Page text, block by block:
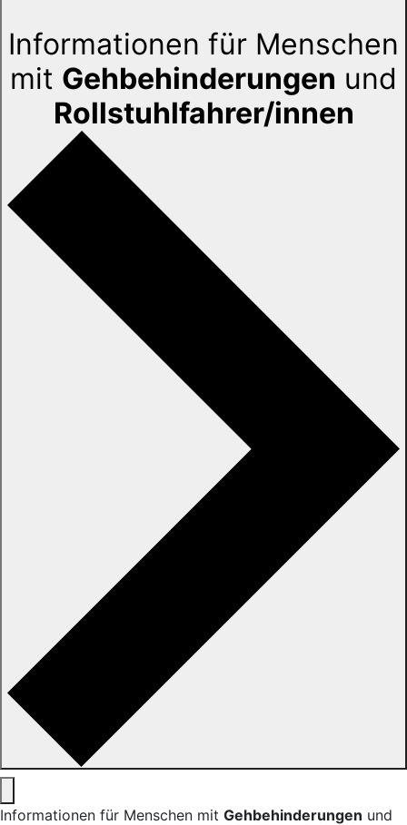
Informationen für Menschen
mit Gehbehinderungen und
Rollstuhlfahrer/innen
Informationen für Menschen mit Gehbehinderungen und